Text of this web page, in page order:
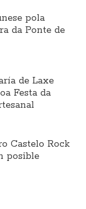
pola
da Ponte de
de Laxe
Festa da
Castelo Rock
posible